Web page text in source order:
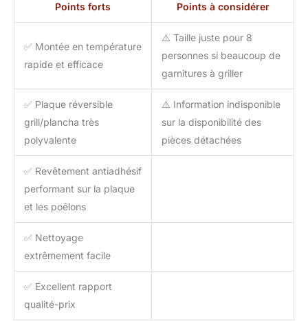
Points forts Points à considérer
✅ Montée en température
rapide et efficace
⚠️ Taille juste pour 8
personnes si beaucoup de
garnitures à griller
✅ Plaque réversible
grill/plancha très
polyvalente
⚠️ Information indisponible
sur la disponibilité des
pièces détachées
✅ Revêtement antiadhésif
performant sur la plaque
et les poêlons
✅ Nettoyage
extrêmement facile
✅ Excellent rapport
qualité-prix